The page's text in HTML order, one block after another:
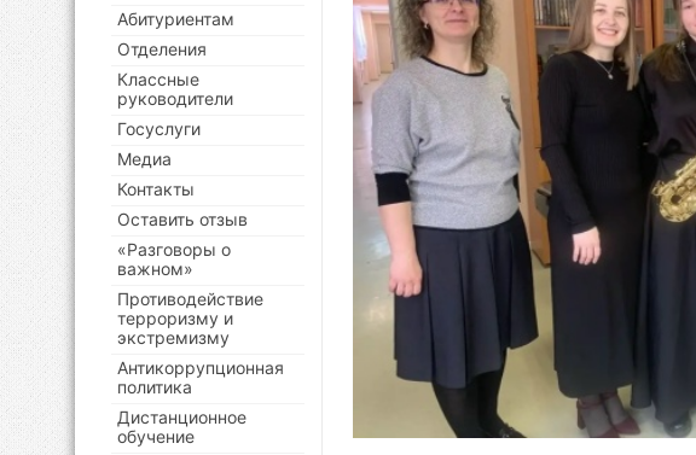
Абитуриентам
Отделения
Классные
руководители
Госуслуги
Медиа
Контакты
Оставить отзыв
«Разговоры о
важном»
Противодействие
терроризму и
экстремизму
Антикоррупционная
политика
Дистанционное
обучение